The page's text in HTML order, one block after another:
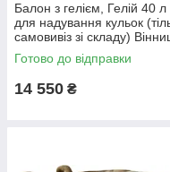
Балон з гелієм, Гелій 40 л
для надування кульок
самовивіз зі складу)
Готово до відправки
14 550 ₴